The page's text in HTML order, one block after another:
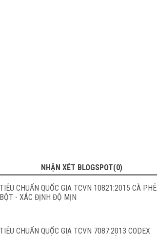
NHẬN XÉT BLOGSPOT(0)
TIÊU CHUẨN QUỐC GIA TCVN 10821:2015 CÀ PHÊ
BỘT - XÁC ĐỊNH ĐỘ MỊN
TIÊU CHUẨN QUỐC GIA TCVN 7087:2013 CODEX